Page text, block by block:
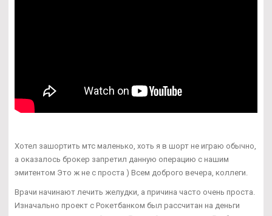
Хотел зашортить мтс маленько, хоть я в шорт не играю обычно,
а оказалось брокер запретил данную операцию с нашим
эмитентом Это ж не с проста ) Всем доброго вечера, коллеги.
Врачи начинают лечить желудки, а причина часто очень проста.
Изначально проект с Рокетбанком был рассчитан на деньги